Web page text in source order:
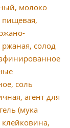
молоко
пищевая,
солод
соль
агент для
(мука